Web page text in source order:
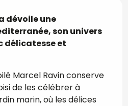
dévoile une
son univers
délicatesse et
Marcel Ravin conserve
de les célébrer à
marin, où les délices